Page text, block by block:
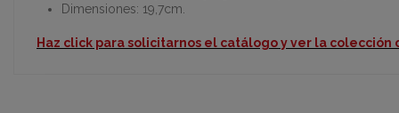
Dimensiones: 19,7cm.
Haz click para solicitarnos el catálogo y ver la colección